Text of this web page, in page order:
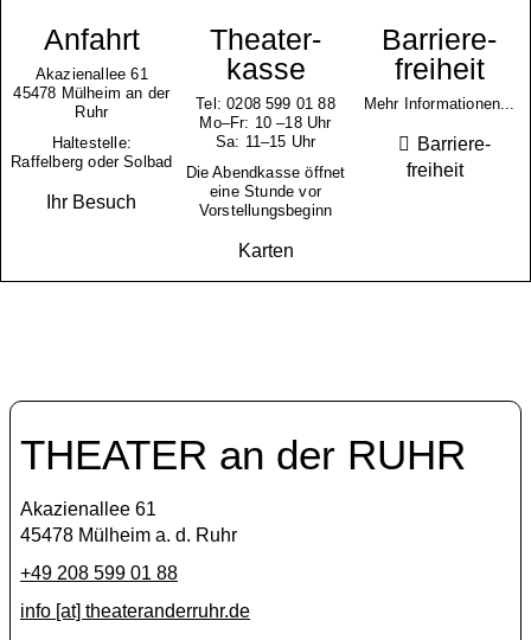
Anfahrt
Akazienallee 61
45478 Mülheim an der
Ruhr
Haltestelle:
Raffelberg oder Solbad
Ihr Besuch
Theater­
kasse
Tel: 0208 599 01 88
Mo–Fr: 10 –18 Uhr
Sa: 11–15 Uhr
Die Abendkasse öffnet
eine Stunde vor
Vorstellungsbeginn
Karten
Barriere­
freiheit
Mehr Informationen...
Barriere­
freiheit
THEATER an der RUHR
Akazienallee 61
45478 Mülheim a. d. Ruhr
+49 208 599 01 88
info [​at​] theateranderruhr.de